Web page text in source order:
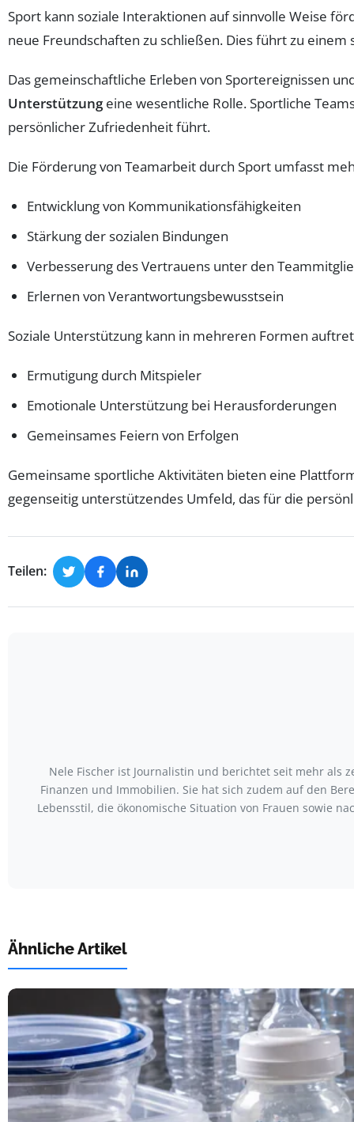
Sport kann soziale Interaktionen auf sinnvolle Weise
neue Freundschaften zu schließen. Dies führt zu
Das gemeinschaftliche Erleben von Sportereignissen
Unterstützungeine wesentliche Rolle. Sportliche
persönlicher Zufriedenheit führt.
Die Förderung von Teamarbeit durch Sport umfasst
Entwicklung von Kommunikationsfähigkeiten
Stärkung der sozialen Bindungen
Verbesserung des Vertrauens unter den
Erlernen von Verantwortungsbewusstsein
Soziale Unterstützung kann in mehreren Formen
Ermutigung durch Mitspieler
Emotionale Unterstützung bei Herausforderungen
Gemeinsames Feiern von Erfolgen
Gemeinsame sportliche Aktivitäten bieten eine
gegenseitig unterstützendes Umfeld, das für die
Teilen:
Nele Fischer ist Journalistin und berichtet seit mehr als
Finanzen und Immobilien. Sie hat sich zudem auf den
Lebensstil, die ökonomische Situation von Frauen sowie
Ähnliche Artikel